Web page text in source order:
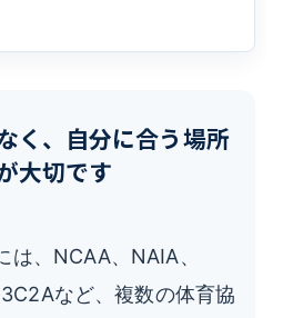
く、自分に合う場所
大切です
は、NCAA、NAIA、
など、複数の体育協